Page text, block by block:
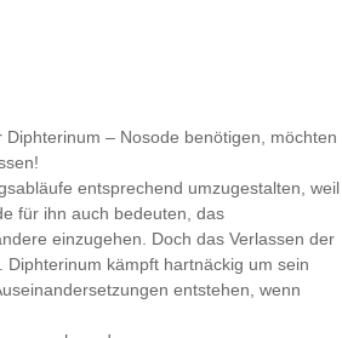
– Nosode benötigen, möchten
entsprechend umzugestalten, weil
für ihn auch bedeuten, das
einzugehen. Doch das Verlassen der
kämpft hartnäckig um sein
entstehen, wenn